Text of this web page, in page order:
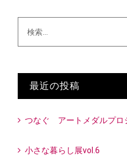
最近の投稿
つなぐ アートメダルプロ
小さな暮らし展vol.6